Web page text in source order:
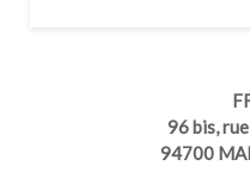
96 bis,
94700